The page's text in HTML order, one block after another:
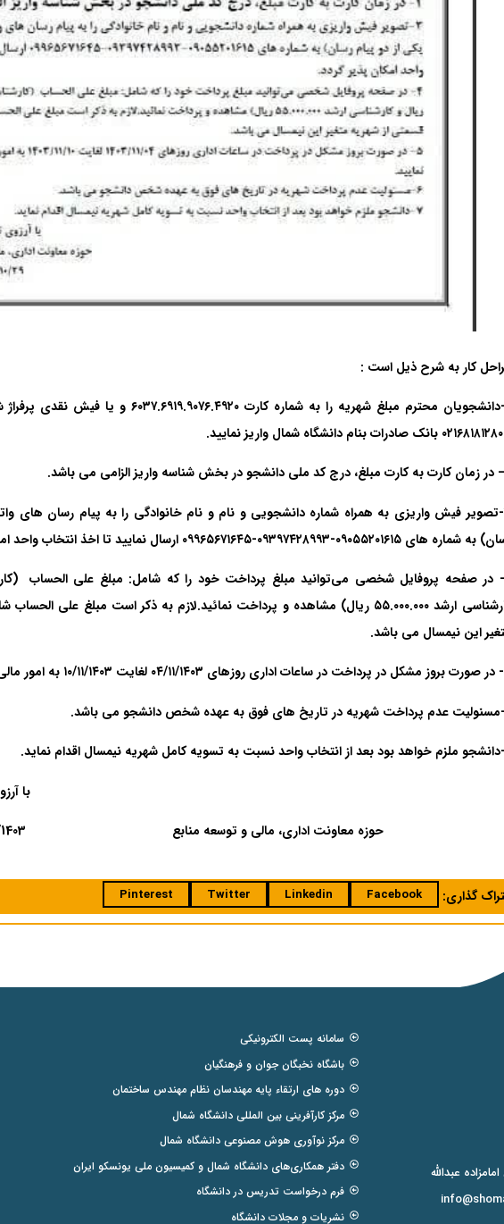
کار به شرح ذیل است :
دانشجویان محترم مبلغ شهریه را به شماره کارت
بانک صادرات بنام دانشگاه شمال واریز نمایید.
در زمان کارت به کارت مبلغ،درج کد ملی دانشجو در بخش شناسه واریز الزامی می باشد.
۳-تصویر فیش واریزی به همراه شماره دانشجویی و نام و نام خانوادگی را به پیام رسان های
های ۰۹۰۵۵۲۰۱۶۱۵-۰۹۳۹۷۴۲۸۹۹۳-۰۹۹۶۵۶۷۱۶۴۵ ارسال نمایید تا اخذ انتخاب واحد امکان پذیر گردد
کارشناسی ارشد ۵۵.۰۰۰.۰۰۰ ریال) مشاهده و پرداخت نمائید.لازم به ذکر است مبلغ
این نیمسال می باشد.
با آرزوی توفیق
حوزه معاونت اداری، مالی و توسعه منابع 29/10/1403
گذاری: Facebook
Linkedin
Twitter
Pinterest
سامانه پست الکترونیکی
باشگاه نخبگان جوان و فرهنگیان
دوره های ارتقاء پایه مهندسان نظام مهندس ساختمان
مرکز کارآفرینی بین المللی دانشگاه شمال
مرکز نوآوری هوش مصنوعی دانشگاه شمال
دفتر همکاری‌های دانشگاه شمال و کمیسیون ملی یونسکو ایران
فرم درخواست تدریس در دانشگاه
نشریات و مجلات دانشگاه